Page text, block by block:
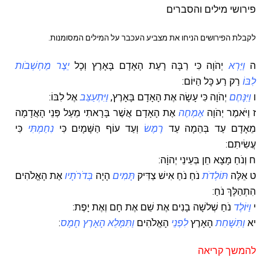
פירושי מילים והסברים
לקבלת הפירושים הניחו את מצביע העכבר על המילים המסומנות.
ה וַיַּרְא יְהֹוָה כִּי רַבָּה רָעַת הָאָדָם בָּאָרֶץ וְכָליֵצֶר מַחְשְׁבֹות
לִבּוֹ רַק רַע כָּל הַיּוֹם:
ו וַיִּנָּחֶם יְהֹוָה כִּי עָשָׂה אֶת הָאָדָם בָּאָרֶץ, וַיִּתְעַצֵּב אֶל לִבּוֹ:
זוַיֹּאמֶר יְהֹוָהאֶמְחֶה אֶת הָאָדָם אֲשֶׁר בָּרָאתִי מֵעַל פְּנֵי הָאֲדָמָה
מֵאָדָם עַד בְּהֵמָה עַד רֶמֶשׂ וְעַד עוֹף הַשָּׁמָיִם כִּינִחַמְתִּי כִּי
עֲשִׂיתִם:
ח וְנֹחַ מָצָא חֵן בְּעֵינֵי יְהוָֹה:
ט אֵלֶּה תּוֹלְדֹתנֹחַ נֹחַ אִישׁ צַדִּיק תָּמִים הָיָה בְּדֹרֹתָיו אֶת הָאֱלֹהִים
הִתְהַלֶּךְ נֹחַ:
י וַיּוֹלֶד נֹחַ שְׁלשָׁה בָנִים אֶת שֵׁם אֶת חָם וְאֶת יָפֶת:
יא וַתִּשָּׁחֵתהָאָרֶץלִפְנֵי הָאֱלֹהִים וַתִּמָּלֵא הָאָרֶץ חָמָס:
להמשך קריאה